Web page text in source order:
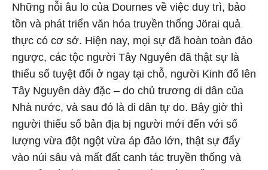
Những nỗi âu lo của Dournes về việc duy trì, bảo
tồn và phát triển văn hóa truyền thống Jörai quả
thực có cơ sở. Hiện nay, mọi sự đã hoàn toàn đảo
ngược, các tộc người Tây Nguyên đã thật sự là
thiểu số tuyệt đối ở ngay tại chỗ, người Kinh đổ lên
Tây Nguyên dày đặc – do chủ trương di dân của
Nhà nước, và sau đó là di dân tự do. Bây giờ thì
người thiểu số bản địa bị người mới đến với số
lượng vừa đột ngột vừa áp đảo lớn, thật sự đẩy
vào núi sâu và mất đất canh tác truyền thống và